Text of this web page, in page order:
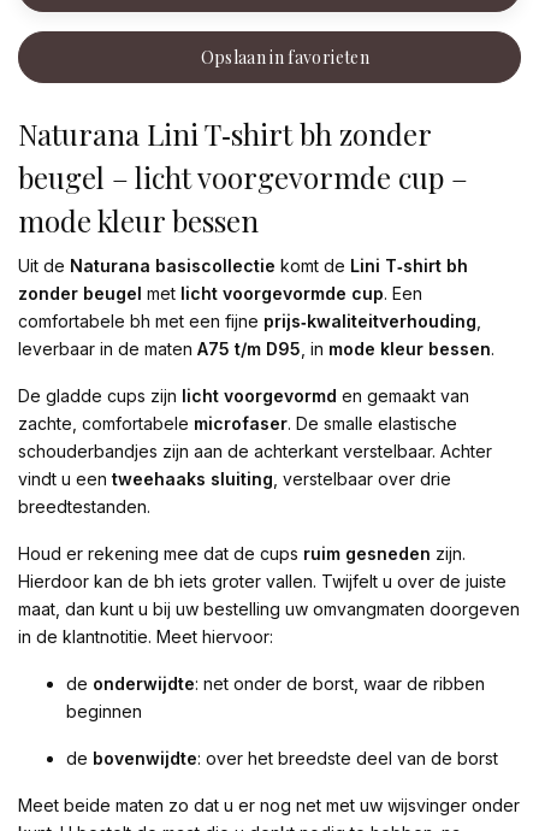
Opslaan in favorieten
Naturana Lini T‑shirt bh zonder
beugel – licht voorgevormde cup –
mode kleur bessen
Uit de Naturana basiscollectie komt de Lini T‑shirt bh
zonder beugel met licht voorgevormde cup. Een
comfortabele bh met een fijne prijs‑kwaliteitverhouding
leverbaar in de maten A75 t/m D95 , in mode kleur bessen.
De gladde cups zijn licht voorgevormd en gemaakt van
zachte, comfortabele microfaser. De smalle elastische
schouderbandjes zijn aan de achterkant verstelbaar. Achter
vindt u een tweehaaks sluiting , verstelbaar over drie
breedtestanden.
Houd er rekening mee dat de cups ruim gesneden zijn.
Hierdoor kan de bh iets groter vallen. Twijfelt u over de juiste
maat, dan kunt u bij uw bestelling uw omvangmaten doorgeven
in de klantnotitie. Meet hiervoor:
de onderwijdte: net onder de borst, waar de ribben
beginnen
de bovenwijdte: over het breedste deel van de borst
Meet beide maten zo dat u er nog net met uw wijsvinger onder